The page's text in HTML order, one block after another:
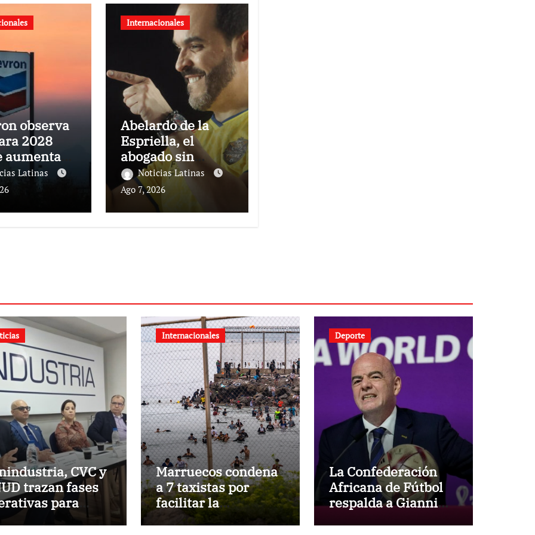
observa
2028
aumentar
en
y
Latinas
Internacionales
Abelardo de la
Espriella, el
abogado sin
experiencia que
empezó a
gobernar
Colombia
Noticias Latinas
Ago 7, 2026
CVC y
trazan fases
para
Internacionales
Marruecos condena
a 7 taxistas por
facilitar la
migración irregular
Deporte
La Confederación
Africana de Fútbol
respalda a Gianni